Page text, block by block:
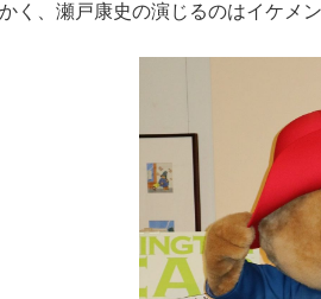
く、瀬戸康史の演じるのはイケメ